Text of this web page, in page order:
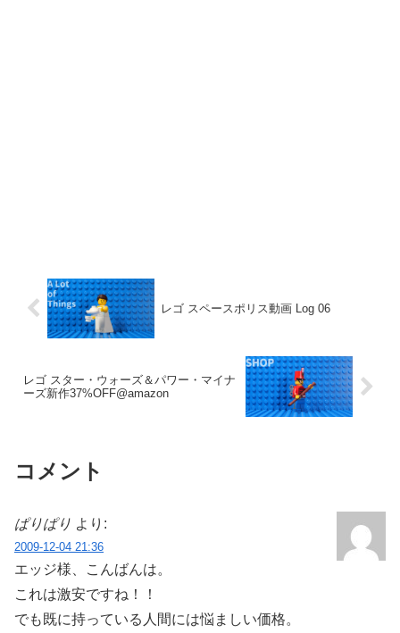
レゴ スペースポリス動画 Log 06
レゴ スター・ウォーズ＆パワー・マイナ
ーズ新作37%OFF@amazon
コメント
ぱりぱり より:
2009-12-04 21:36
エッジ様、こんばんは。
これは激安ですね！！
でも既に持っている人間には悩ましい価格。